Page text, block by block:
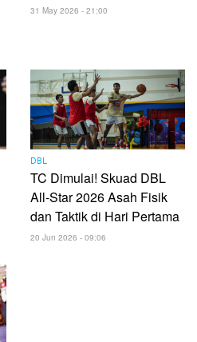
31 May 2026 - 21:00
DBL
TC Dimulai! Skuad DBL
All-Star 2026 Asah Fisik
dan Taktik di Hari Pertama
20 Jun 2026 - 09:06